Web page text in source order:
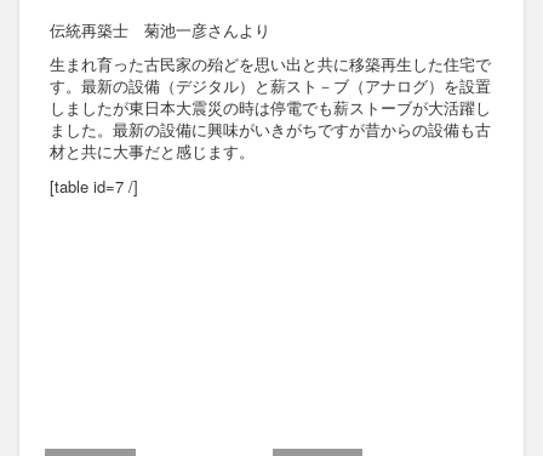
伝統再築士 菊池一彦さんより
生まれ育った古民家の殆どを思い出と共に移築再生した住宅で
す。最新の設備（デジタル）と薪スト－ブ（アナログ）を設置
しましたが東日本大震災の時は停電でも薪ストーブが大活躍し
ました。最新の設備に興味がいきがちですが昔からの設備も古
材と共に大事だと感じます。
[table id=7 /]